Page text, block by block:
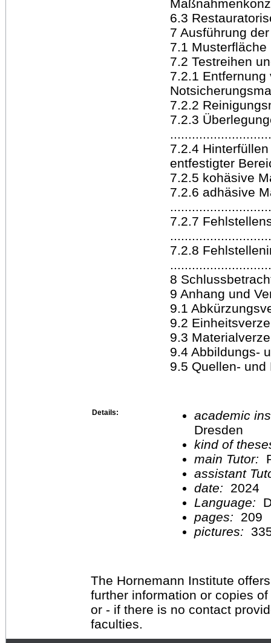
6.3
7 Ausführung
7.1
7.2 Testreihen
7.2.1
7.2.2
7.2.3
7.2.4
entfestigter
7.2.5 kohäsive
7.2.6 adhäsive
7.2.7
7.2.8
8
9 Anhang und
9.1
9.2
9.3
9.4 Abbildungs-
9.5 Quellen-
Details:
academic
Dresden
kind of
main Tutor:
assistant
date:
2024
Language:
pages:
209
pictures:
The Hornemann Institute
further information or copies
or - if there is no contact
faculties.